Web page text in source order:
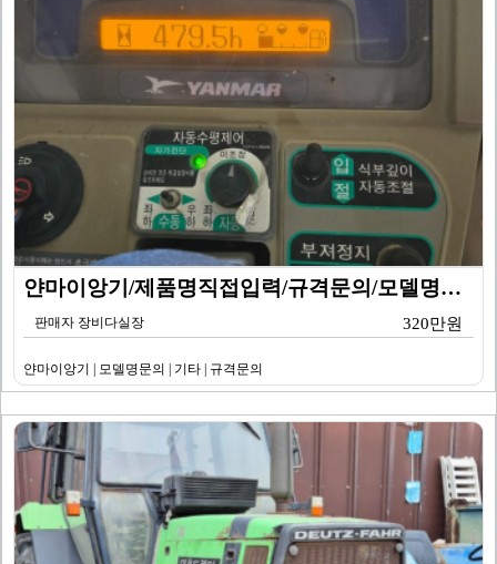
얀마이앙기/제품명직접입력/규격문의/모델명문의/기타
판매자 장비다실장 320만원
얀마이앙기 | 모델명문의 | 기타 | 규격문의